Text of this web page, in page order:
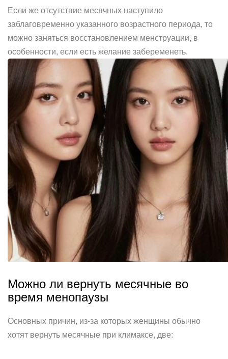
Если же отсутствие месячных наступило
заблаговременно указанного возрастного периода, то
можно заняться восстановлением менструации, в
особенности, если есть желание забеременеть.
Можно ли вернуть месячные во
время менопаузы
Основных причин, из-за которых женщины обычно
хотят вернуть месячные при климаксе, две: